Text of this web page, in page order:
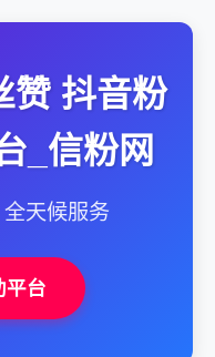
赞 抖音粉
_信粉网
全天候服务
平台